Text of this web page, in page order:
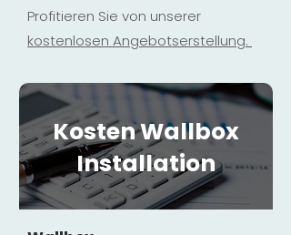
Profitieren Sie von unserer
kostenlosen Angebotserstellung.
Kosten Wallbox
Installation